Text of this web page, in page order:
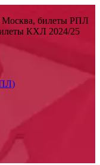
Москва, билеты РПЛ
КХЛ 2024/25